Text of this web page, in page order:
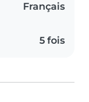
Français
5 fois